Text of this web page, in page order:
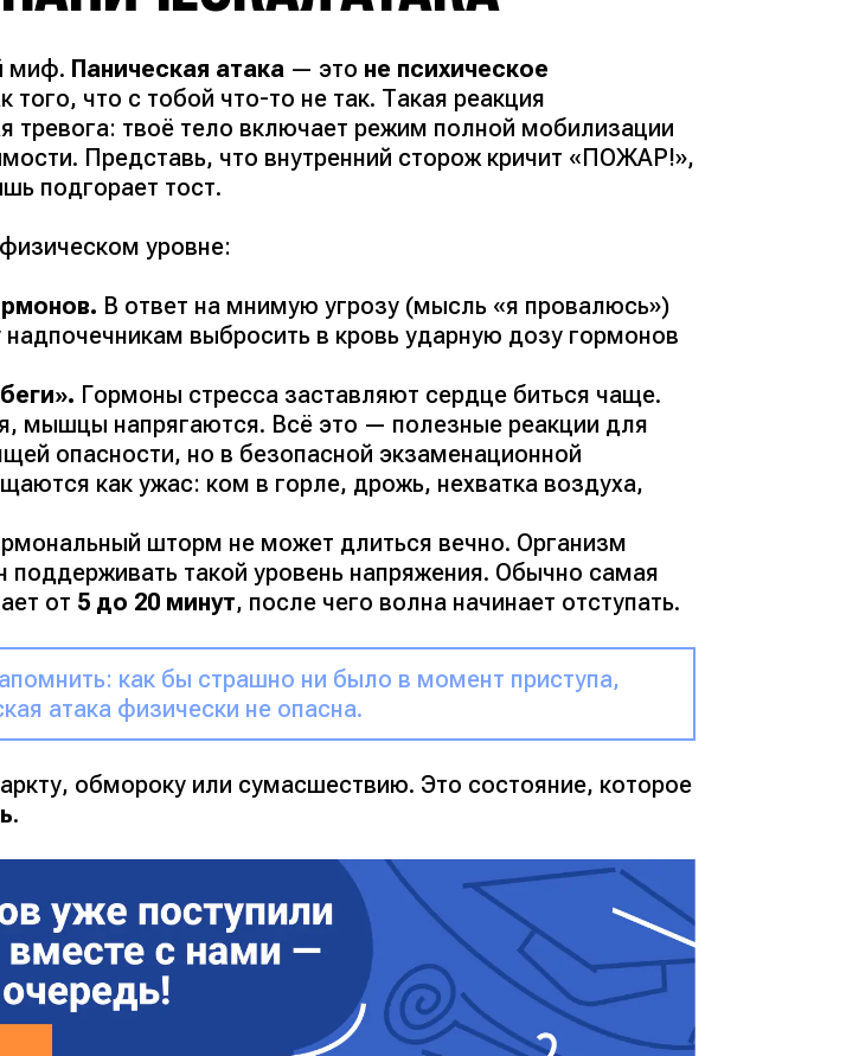
миф. Паническая атака — это не психическое
того, что с тобой что-то не так. Такая реакция
тревога: твоё тело включает режим полной мобилизации
Представь, что внутренний сторож кричит «ПОЖАР!»,
подгорает тост.
уровне:
В ответ на мнимую угрозу (мысль «я провалюсь»)
выбросить в кровь ударную дозу гормонов
Гормоны стресса заставляют сердце биться чаще.
мышцы напрягаются. Всё это — полезные реакции для
опасности, но в безопасной экзаменационной
как ужас: ком в горле, дрожь, нехватка воздуха,
шторм не может длиться вечно. Организм
поддерживать такой уровень напряжения. Обычно самая
от 5 до 20 минут, после чего волна начинает отступать.
как бы страшно ни было в момент приступа,
атака физически не опасна.
обмороку или сумасшествию. Это состояние, которое
.